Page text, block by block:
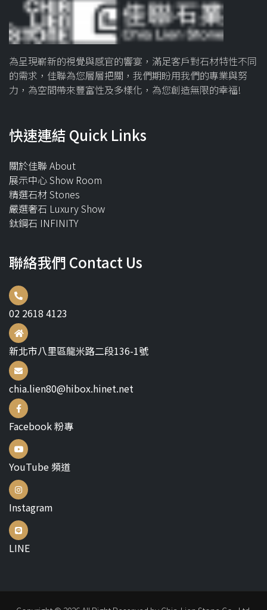
為呈現嶄新的視覺與感官的響宴，滿足客戶對石材特性不同
的需求，佳聯為您層層把關，我們期盼用我們的專業與努
力，為空間帶來豐富性及多樣化，為您創造無限的幸福!
快速連結 Quick Links
關於佳聯 About
展示中心 Show Room
精選石材 Stones
嚴選奢石 Luxury Show
鈦鋼石 INFINITY
聯絡我們 Contact Us
02 2618 4123
新北市八里區龍米路二段136-1號
chia.lien80@hibox.hinet.net
Facebook 粉專
YouTube 頻道
Instagram
LINE